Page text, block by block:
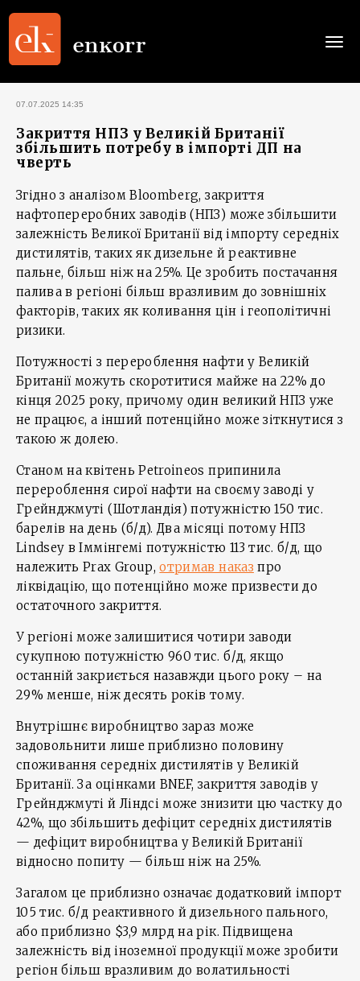
07.07.2025 14:35
Закриття НПЗ у Великій Британії
збільшить потребу в імпорті ДП на
чверть
Згідно з аналізом Bloomberg, закриття
нафтопереробних заводів (НПЗ) може збільшити
залежність Великої Британії від імпорту середніх
дистилятів, таких як дизельне й реактивне
пальне, більш ніж на 25%. Це зробить постачання
палива в регіоні більш вразливим до зовнішніх
факторів, таких як коливання цін і геополітичні
ризики.
Потужності з перероблення нафти у Великій
Британії можуть скоротитися майже на 22% до
кінця 2025 року, причому один великий НПЗ уже
не працює, а інший потенційно може зіткнутися з
такою ж долею.
Станом на квітень Petroineos припинила
перероблення сирої нафти на своєму заводі у
Грейнджмуті (Шотландія) потужністю 150 тис.
барелів на день (б/д). Два місяці потому НПЗ
Lindsey в Іммінгемі потужністю 113 тис. б/д, що
належить Prax Group,отримав наказ про
ліквідацію, що потенційно може призвести до
остаточного закриття.
У регіоні може залишитися чотири заводи
сукупною потужністю 960 тис. б/д, якщо
останній закриється назавжди цього року – на
29% менше, ніж десять років тому.
Внутрішнє виробництво зараз може
задовольнити лише приблизно половину
споживання середніх дистилятів у Великій
Британії. За оцінками BNEF, закриття заводів у
Грейнджмуті й Ліндсі може знизити цю частку до
42%, що збільшить дефіцит середніх дистилятів
— дефіцит виробництва у Великій Британії
відносно попиту — більш ніж на 25%.
Загалом це приблизно означає додатковий імпорт
105 тис. б/д реактивного й дизельного пального,
або приблизно $3,9 млрд на рік. Підвищена
залежність від іноземної продукції може зробити
регіон більш вразливим до волатильності